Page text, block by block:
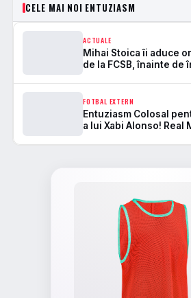
CELE MAI NOI ENTUZIASM
ACTUALE
Mihai Stoica îi aduce
de la FCSB, înainte de
un sprijin important!”
FOTBAL EXTERN
Entuziasm Colosal
a lui Xabi Alonso! Real